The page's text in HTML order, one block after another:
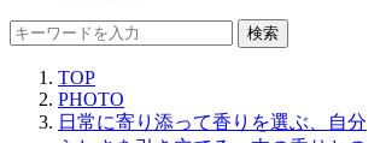
検索
TOP
PHOTO
日常に寄り添って香りを選ぶ、自分